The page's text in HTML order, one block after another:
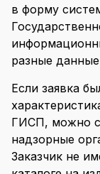
в форму
разные
Если заявка
ГИСП, можно
надзорные
Заказчик не